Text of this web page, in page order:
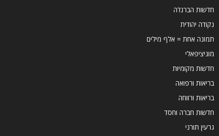
חדשות הברנז'ה
נקודה יהודית
תמונה אחת = אלף מילים
מוניציפאלי
חדשות מקומיות
בריאות ורפואה
בריאות ורווחה
חדשות חברה וחסד
גרעין תורני